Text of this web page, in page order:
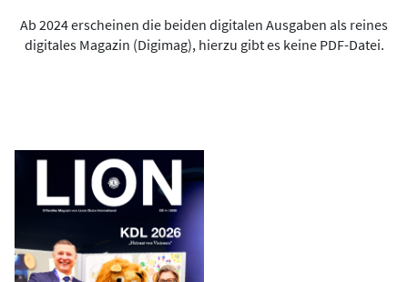
Ab 2024 erscheinen die beiden digitalen Ausgaben als reines
digitales Magazin (Digimag), hierzu gibt es keine PDF-Datei.